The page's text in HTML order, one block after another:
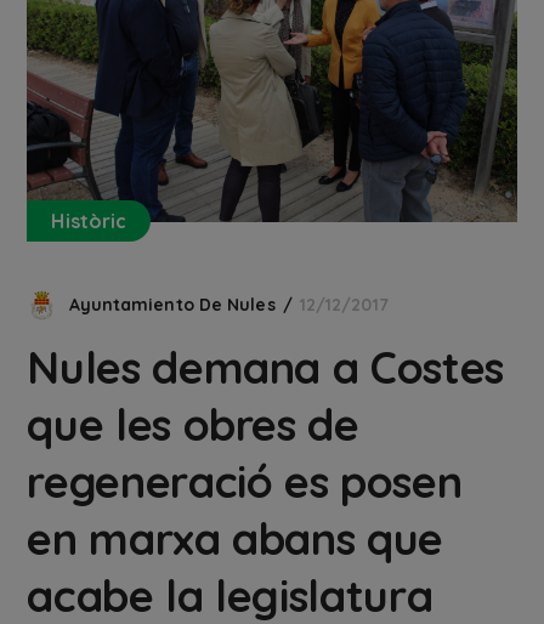
Històric
Ayuntamiento De Nules 12/12/2017
Nules demana a Costes
que les obres de
regeneració es posen
en marxa abans que
acabe la legislatura